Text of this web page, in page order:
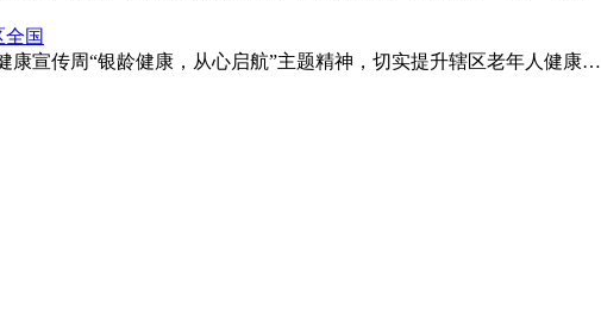
全国
康宣传周“银龄健康，从心启航”主题精神，切实提升辖区老年人健康…